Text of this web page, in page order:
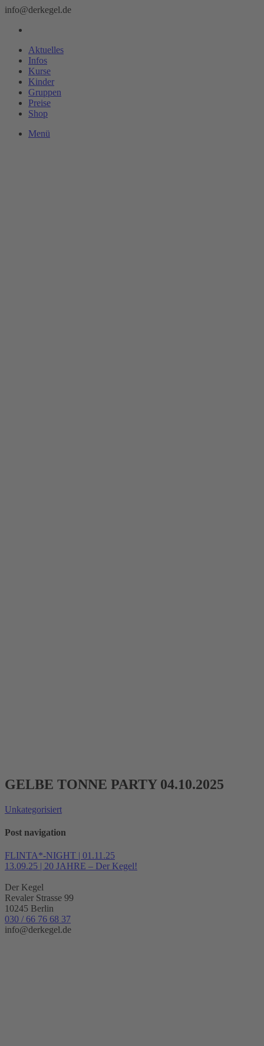
info@derkegel.de
Aktuelles
Infos
Kurse
Kinder
Gruppen
Preise
Shop
Menü
GELBE TONNE PARTY 04.10.2025
Unkategorisiert
Post navigation
FLINTA*-NIGHT | 01.11.25
13.09.25 | 20 JAHRE – Der Kegel!
Der Kegel
Revaler Strasse 99
10245 Berlin
030 / 66 76 68 37
info@derkegel.de